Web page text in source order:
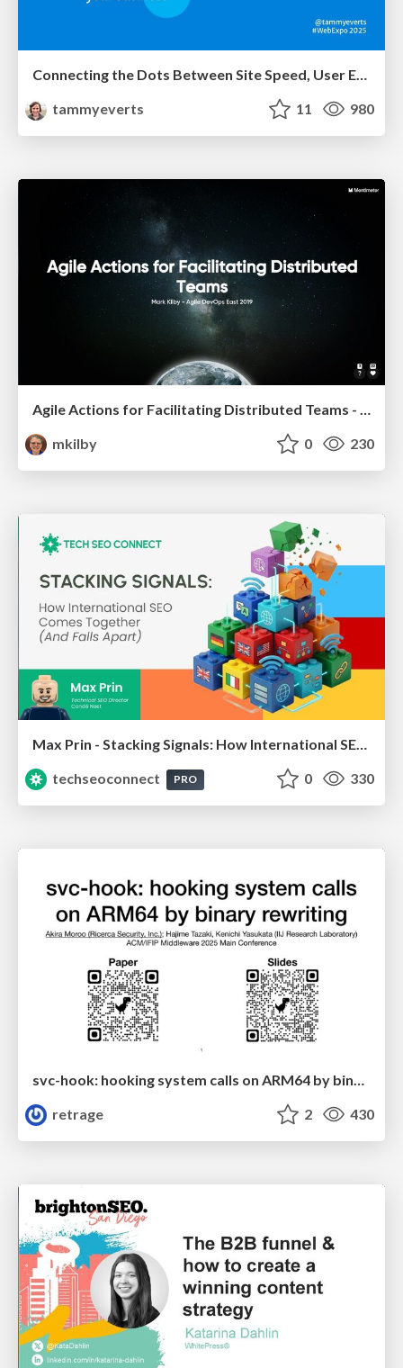
tammyeverts
11 980
Agile Actions for Facilitating Distributed Teams - ADO2019
mkilby
0 230
Max Prin - Stacking Signals: How International SEO Comes Together (And Falls Apart)
techseoconnect
PRO 0 330
svc-hook: hooking system calls on ARM64 by binary rewriting
retrage
2 430